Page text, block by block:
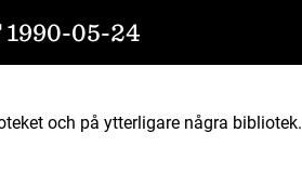
05-24
och på ytterligare några bibliotek.